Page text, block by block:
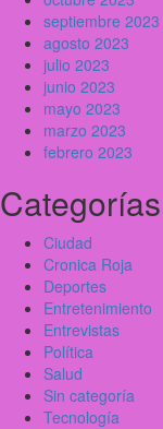
septiembre 2023
agosto 2023
julio 2023
junio 2023
mayo 2023
marzo 2023
febrero 2023
Categorías
Ciudad
Cronica Roja
Deportes
Entretenimiento
Entrevistas
Política
Salud
Sin categoría
Tecnología